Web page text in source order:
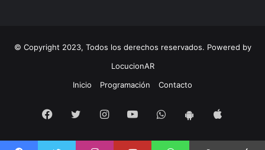
© Copyright 2023, Todos los derechos reservados. Powered by
LocucionAR
Inicio
Programación Contacto
Facebook
TwitterInstagramYoutubeWhatsapp
Android
iOS